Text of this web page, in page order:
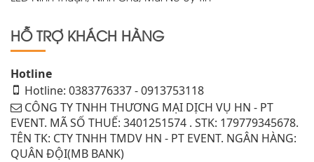
HỖ TRỢ KHÁCH HÀNG
Hotline
Hotline: 0383776337 - 0913753118
CÔNG TY TNHH THƯƠNG MẠI DỊCH VỤ HN - PT
EVENT. MÃ SỐ THUẾ: 3401251574 . STK: 179779345678.
TÊN TK: CTY TNHH TMDV HN - PT EVENT. NGÂN HÀNG:
QUÂN ĐỘI(MB BANK)